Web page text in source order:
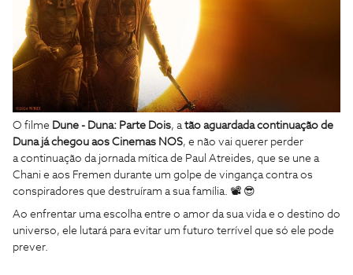
O filme Dune - Duna: Parte Dois, atão aguardada continuação de
Duna já chegou aos Cinemas NOS, e não vai querer perder
a continuação da jornada mítica de Paul Atreides, que se une a
Chani e aos Fremen durante um golpe de vingança contra os
conspiradores que destruíram a sua família. 📽 😎
Ao enfrentar uma escolha entre o amor da sua vida e o destino do
universo, ele lutará para evitar um futuro terrível que só ele pode
prever.